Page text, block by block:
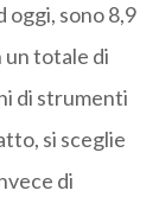
oggi, sono 8,9
un totale di
di strumenti
si sceglie
di